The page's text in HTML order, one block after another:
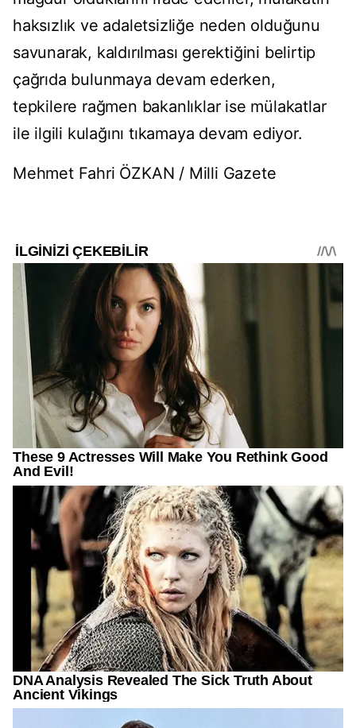
haksızlık ve adaletsizliğe neden olduğunu
savunarak, kaldırılması gerektiğini belirtip
çağrıda bulunmaya devam ederken,
tepkilere rağmen bakanlıklar ise mülakatlar
ile ilgili kulağını tıkamaya devam ediyor.
Mehmet Fahri ÖZKAN / Milli Gazete